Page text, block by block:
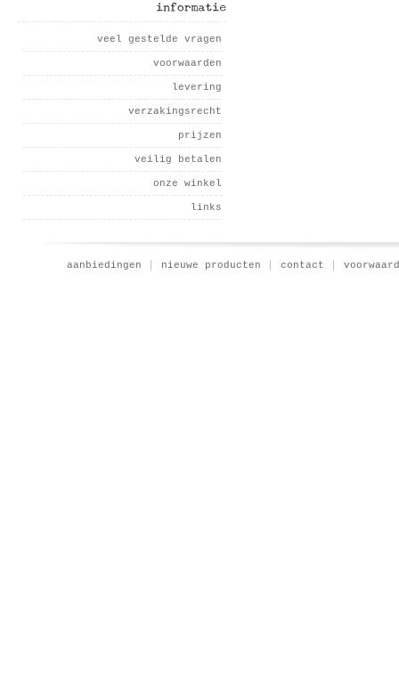
veel gestelde vragen
voorwaarden
levering
verzakingsrecht
prijzen
veilig betalen
onze winkel
links
aanbiedingen nieuwe producten contact